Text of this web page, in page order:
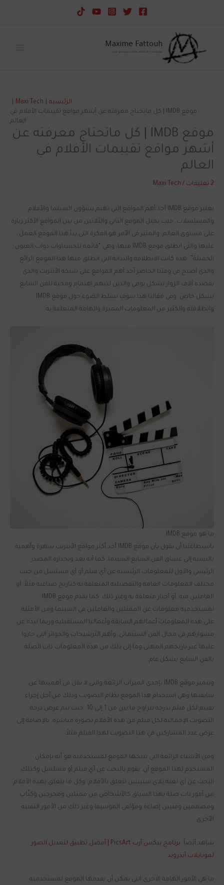
Maxime Fattouh
your gateway to the world of knowledge
الرئيسية
Maxi Tech
موقع IMDB | كل ماتحتاج معرفته عن أشهر مواقع تقييمات الأفلام في
العالم
موقع IMDB | كل ماتحتاج معرفته عن
أشهر مواقع تقييمات الأفلام في
العالم
2 تعليقات /
Maxi Tech
يعتبر موقع IMDB أحد أهم المواقع التي تهتم بشؤون السينما والأفلام
والمسلسلات. حيث يحتل الموقع الثاني والثلاثين من بين المواقع الأكثر زيارة
على مستوى العالم. والمثير في الأمر هو الفكرة التي بدأ هذا الموقع العمل
عليها والتي انطلق موقع IMDB منها. وهي “قائمة للحسناوات ذوات العيون
الجميلة”. هذه كانت الانطلاقة والبداية التي انطلق منها هذا الموقع الرائع
والذي أصبح في وقتنا الحاضر أحد أهم المواقع على شبكة الأنترنت والذي
يقصده آلاف الزوار بشكل يومي والذين لديهم اهتمام ومحبة للفن السابع
بشكل خاص. وفي مقالنا هذا سوف نسلط الضوء حول موقع IMDB
وانطلاقته والكثير من المعلومات المميزة والهامة المتعلقة به.
ما هو موقع IMDB
باستطاعتنا أن نقول بأن موقع IMDB أحد أكثر مواقع الأنترنت شهرة وأهمية
بالنسبة إلى عشاق الفن السابع السينما. كما أنه يعد وبجدارة المصدر
الرئيسي والأول للمعلومات الرئيسية عن أي فيلم أو أي مسلسل من حيث
مختلف المعلومات العامة والتفصيلية المتعلقة به كتاريخ صناعته مثلاً. أو
العاملين فيه. أو أخبار متعلقة به وغير ذلك. كما يقدم موقع IMDB
لمستخدميه معلومات عن الممثلين والعاملين في السينما ومن الأمثلة
على هذه المعلومات أعمالهم السابقة وأعمالنا المستقبلية وربما نبذة عن
مشوارهم في مجال الفن السينمائي. وأهم الترشيحات والجوائز التي حازوا
عليها عبر تاريخهم المهني.وما إلى ذلك من هذه المعلومات ذات الصلة
بالفن السابع بشكل عام.
ويتميز موقع IMDB بإحدى الميزات الرائعة والتي لا تقل في أهميتها عن
سابقتها وهي استخدام هذا الموقع نظام التصويت وذلك من أجل إجراء
تقييم لكل فيلم بدرجة تتراوح ما بين من 1 إلى 10. حيث يتم عرض درجة
التصويت الإجمالية لكل فيلم من هذه الأفلام بصورة مباشرة. بالإضافة إلى
عرض عدد المشاركين في هذا التصويت لهذا الفيلم مثلاً.
ومن الأشياء الرائعة التي يتيحها الموقع لمستخدميه هو أنه بإمكان
المستخدم لهذا الموقع أن. يقوم بالبحث عن أي فيلم أو مسلسل وكذلك
البحث عن أي لعبة بلاي ستيشن تتعلق بالأفلام. وكل ما يتعلق بهذه الأفلام
من أمور ذات صلة بهذا السياق كالأشخاص من ممثلين ومخرجين وكتّاب
ومصممين وفنيين إضاءة ومؤلفي الموسيقا وغير ذلك من الأمور التقنية
الأخرى.
شاهد أيضاً:
برنامج بيكس أرت PicsArt | أفضل تطبيق لتعديل الصور
لموبايلات أندرويد
ما هي الأمور الهامة الاخرى التي يمكن أن يقدمها الموقع لمستخدميه